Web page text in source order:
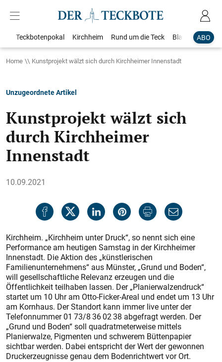
ABO
Teckbotenpokal Kirchheim Rund um die Teck Blaulicht
Home Kunstprojekt wälzt sich durch Kirchheimer Innenstadt
Unzugeordnete Artikel
Kunstprojekt wälzt sich
durch Kirchheimer
Innenstadt
10.09.2021
Kirchheim. „Kirchheim unter Druck“, so nennt sich eine
Performance am heutigen Samstag in der Kirchheimer
Innenstadt. Die Aktion des „künstlerischen
Familienunternehmens“ aus Münster, „Grund und Boden“,
will gesellschaftliche Relevanz erzeugen und die
Öffentlichkeit teilhaben lassen. Der „Planierwalzendruck“
startet um 10 Uhr am ­Otto-Ficker-Areal und endet um 13 Uhr
am Kornhaus. Der Standort kann immer live unter der
Telefonnummer 01 73/8 36 02 38 abgefragt werden. Der
„Grund und Boden“ soll quadratmeterweise mittels
Planierwalze, Pigmenten und schwerem Büttenpapier
sichtbar werden. Dabei entspricht der Wert der gewonnen
Druckerzeugnisse genau dem Bodenrichtwert vor Ort.